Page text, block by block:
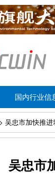
国内行业信
吴忠市加快推
吴忠市